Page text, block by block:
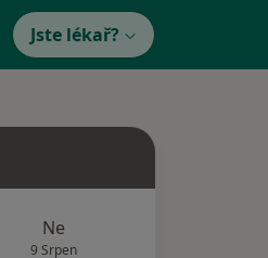
Jste lékař?
Ne
9 Srpen